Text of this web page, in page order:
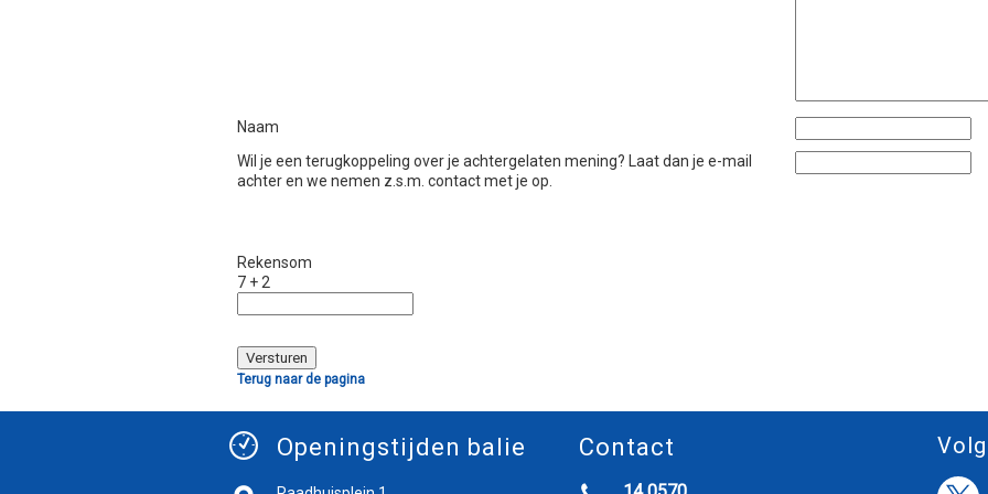
Naam
Wil je een terugkoppeling over je achtergelaten mening? Laat dan je e-mail
achter en we nemen z.s.m. contact met je op.
Rekensom
7 + 2
Terug naar de pagina
Openingstijden balie Contact